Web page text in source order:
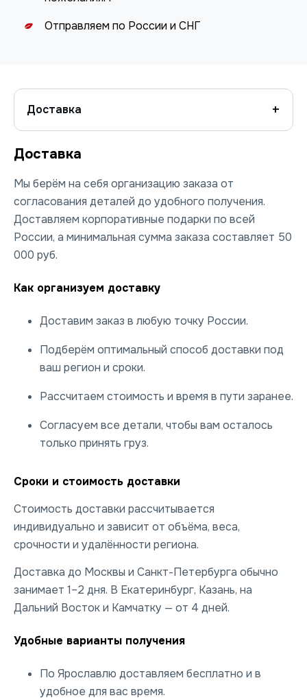
Отправляем по России и СНГ
Доставка
Доставка
Мы берём на себя организацию заказа от
согласования деталей до удобного получения.
Доставляем корпоративные подарки по всей
России, а минимальная сумма заказа составляет 50
000 руб.
Как организуем доставку
Доставим заказ в любую точку России.
Подберём оптимальный способ доставки под
ваш регион и сроки.
Рассчитаем стоимость и время в пути заранее.
Согласуем все детали, чтобы вам осталось
только принять груз.
Сроки и стоимость доставки
Стоимость доставки рассчитывается
индивидуально и зависит от объёма, веса,
срочности и удалённости региона.
Доставка до Москвы и Санкт-Петербурга обычно
занимает 1–2 дня. В Екатеринбург, Казань, на
Дальний Восток и Камчатку — от 4 дней.
Удобные варианты получения
По Ярославлю доставляем бесплатно и в
удобное для вас время.